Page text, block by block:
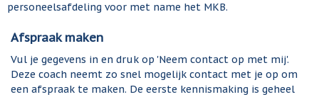
personeelsafdeling voor met name het MKB.
Afspraak maken
Vul je gegevens in en druk op 'Neem contact op met mij'.
Deze coach neemt zo snel mogelijk contact met je op om
een afspraak te maken. De eerste kennismaking is geheel